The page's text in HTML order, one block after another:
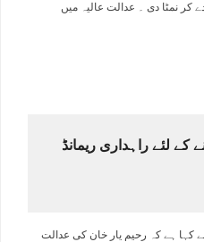
کر نمٹا دی ۔ عدالت عالیہ میں
کے لئے راہداری ریمانڈ
کہا ہے کہ رحیم یار خان کی عدالت